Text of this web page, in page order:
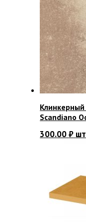
Scandiano
300.00₽